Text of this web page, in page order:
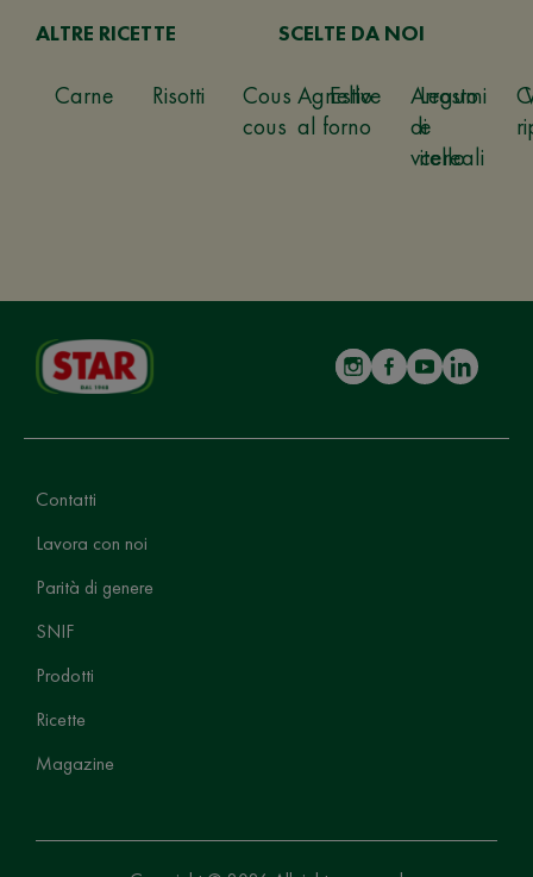
ALTRE RICETTE
Carne Risotti
Cous
cous
Estive
Legumi
e
cereali
SCELTE DA NOI
Agnello
al forno
Arrosto
di
vitello
Contatti
Lavora con noi
Parità di genere
SNIF
Prodotti
Ricette
Magazine